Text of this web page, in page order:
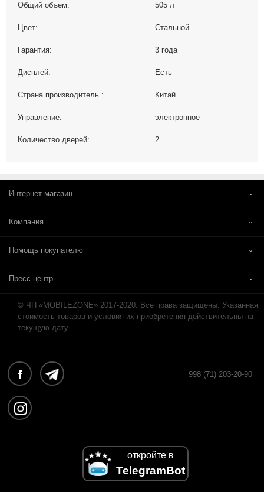
Общий объем: 505 л
Цвет: Стальной
Гарантия: 3 года
Дисплей: Есть
Страна производитель : Китай
Управление: электронное
Количество дверей: 2
Интернет-магазин
Компания
Помощь покупателю
Пресс-центр
© ЧП «MOBILEZONE» 2017-2020. Все права защищены. Указанная
стоимость товаров и условия их приобретения действительны на
текущую дату.
998 (71) 203-20-90
откройте в
TelegramBot